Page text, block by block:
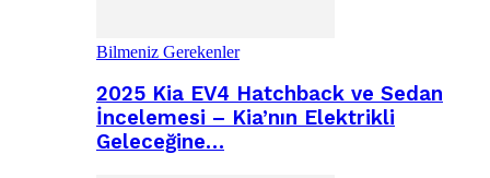
Bilmeniz Gerekenler
2025 Kia EV4 Hatchback ve Sedan
İncelemesi – Kia’nın Elektrikli
Geleceğine…